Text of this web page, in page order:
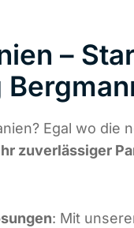
–
Egal wo die
zuverlässiger
: Mit